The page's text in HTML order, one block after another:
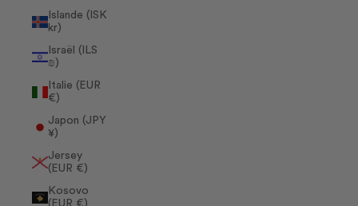
Islande (ISK
kr)
Israël (ILS
₪)
Italie (EUR
€)
Japon (JPY
¥)
Jersey
(EUR €)
Kosovo